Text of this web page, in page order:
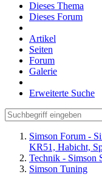
Dieses Thema
Dieses Forum
Artikel
Seiten
Forum
Galerie
Erweiterte Suche
Simson Forum -
KR51, Habicht,
Technik - Simson
Simson Tuning